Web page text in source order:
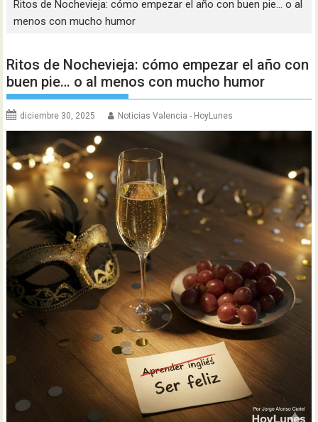
Ritos de Nochevieja: cómo empezar el año con buen pie… o al
menos con mucho humor
Ritos de Nochevieja: cómo empezar el año con
buen pie… o al menos con mucho humor
diciembre 30, 2025 Noticias Valencia - HoyLunes